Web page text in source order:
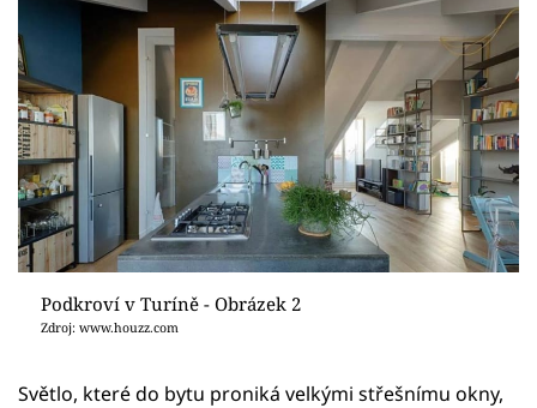
Podkroví v Turíně - Obrázek 2
Zdroj: www.houzz.com
Světlo, které do bytu proniká velkými střešnímu okny,